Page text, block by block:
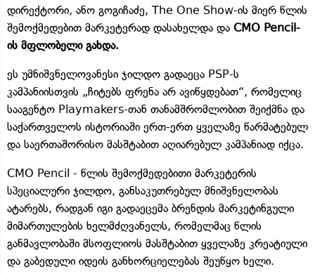
დირექტორი, ანო გოგიჩაძე, The One Show-ის მიერ წლის
შემოქმედებით მარკეტერად დასახელდა და CMO Pencil-
ის მფლობელი გახდა.
ეს უმნიშვნელოვანესი ჯილდო გადაეცა PSP-ს
კამპანიისთვის „ჩიტებს ფრენა არ ავიწყდებათ“, რომელიც
სააგენტო Playmakers-თან თანამშრომლობით შეიქმნა და
საქართველოს ისტორიაში ერთ-ერთ ყველაზე წარმატებულ
და საერთაშორისო მასშტაბით აღიარებულ კამპანიად იქცა.
CMO Pencil - წლის შემოქმედებითი მარკეტერის
სპეციალური ჯილდო, განსაკუთრებულ მნიშვნელობას
ატარებს, რადგან იგი გადაეცემა ბრენდის მარკეტინგული
მიმართულების ხელმძღვანელს, რომელმაც წლის
განმავლობაში მსოფლიოს მასშტაბით ყველაზე კრეატიული
და გაბედული იდეის განხორციელებას შეუწყო ხელი.